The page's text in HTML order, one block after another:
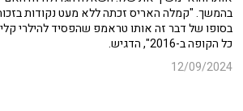
בהמשך. "קמלה האריס זכתה ללא מעט נקודות
בסופו של דבר זה אותו טראמפ שהפסיד להילרי
כל הקופה ב-2016", הדגיש.
12/09/2024